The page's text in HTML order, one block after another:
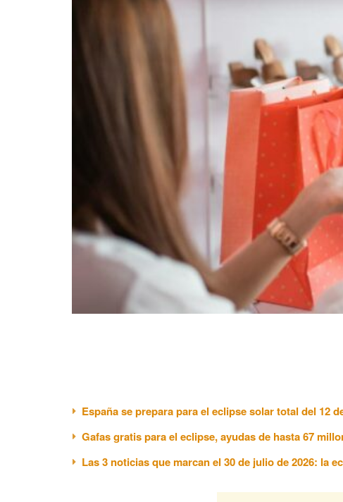
España se prepara para el eclipse solar total del 12
Gafas gratis para el eclipse, ayudas de hasta 67
Las 3 noticias que marcan el 30 de julio de 2026: la